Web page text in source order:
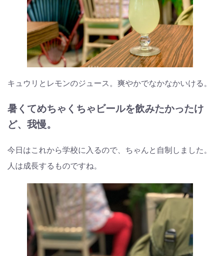
キュウリとレモンのジュース。爽やかでなかなかいける。
暑くてめちゃくちゃビールを飲みたかったけ
ど、我慢。
今日はこれから学校に入るので、ちゃんと自制しました。
人は成長するものですね。